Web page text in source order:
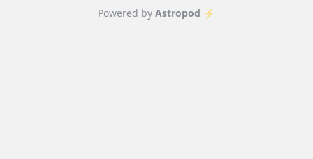
Powered by Astropod ⚡️